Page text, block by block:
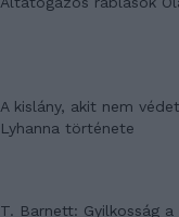
A kislány, akit nem
Lyhanna története
T. Barnett: Gyilkosság